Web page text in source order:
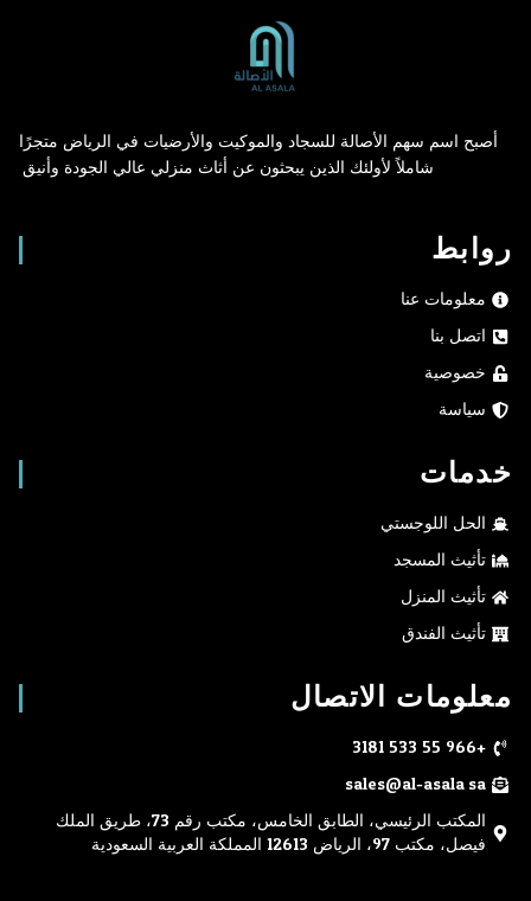
أصبح اسم سهم الأصالة للسجاد والموكيت والأرضيات في الرياض متجرًا
شاملاً لأولئك الذين يبحثون عن أثاث منزلي عالي الجودة وأنيق.
روابط
معلومات عنا
اتصل بنا
خصوصية
سياسة
خدمات
الحل اللوجستي
تأثيث المسجد
تأثيث المنزل
تأثيث الفندق
معلومات الاتصال
+966 55 533 3181
sales@al-asala.sa
المكتب الرئيسي، الطابق الخامس، مكتب رقم 73، طريق الملك
فيصل، مكتب 97، الرياض 12613 المملكة العربية السعودية